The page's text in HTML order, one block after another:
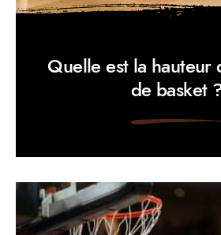
Quelle est la hauteur
de basket